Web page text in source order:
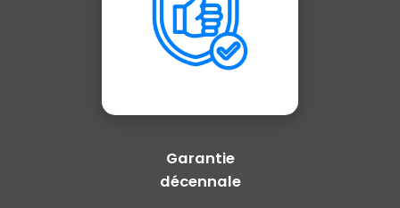
Garantie
décennale